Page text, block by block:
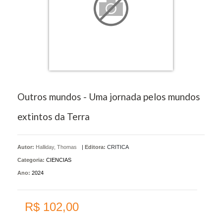
Outros mundos - Uma jornada pelos mundos
extintos da Terra
Autor: Halliday, Thomas | Editora: CRITICA
Categoria: CIENCIAS
Ano: 2024
R$ 102,00